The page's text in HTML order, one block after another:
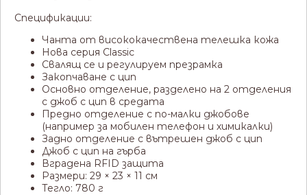
Спецификации:
Чанта от висококачествена телешка кожа
Нова серия Classic
Свалящ се и регулируем презрамка
Закопчаване с цип
Основно отделение, разделено на 2 отделения
с джоб с цип в средата
Предно отделение с по-малки джобове
(например за мобилен телефон и химикалки)
Задно отделение с вътрешен джоб с цип
Джоб с цип на гърба
Вградена RFID защита
Размери: 29 × 23 × 11 см
Тегло: 780 г